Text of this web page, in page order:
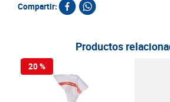
Compartir:
Productos
20 %